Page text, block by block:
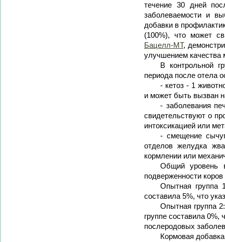
течение 30 дней
заболеваемости и
добавки в
(100%), что может
Бацелл-МТ,
улучшением качества
В контрольной
периода после отела
- кетоз - 1
и может быть вызван
- заболевания
свидетельствуют о
интоксикацией или
- смещение
отделов желудка
кормлении или
Общий уровень
подверженности
Опытная группа
составила 5%, что
Опытная группа
группе составила
послеродовых
Кормовая